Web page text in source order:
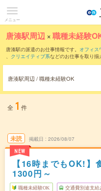
メニュー
唐湊駅周辺 ×職種未経験
唐湊駅の派遣のお仕事情報です。 オフィス
、 クリエイティブ系などのお仕事を取り
唐湊駅周辺 / 職種未経験OK
全 1 件
未読
NEW
掲載日 2026/08/07
【16時までもOK!】
1300円～
職種未経験OK 交通費別途支給